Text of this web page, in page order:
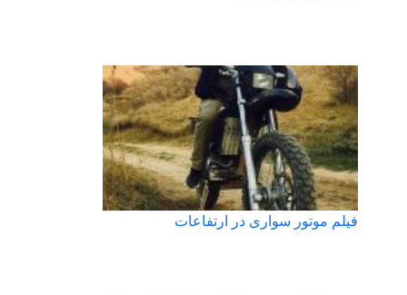
فیلم موتور سواری در ارتفاعات